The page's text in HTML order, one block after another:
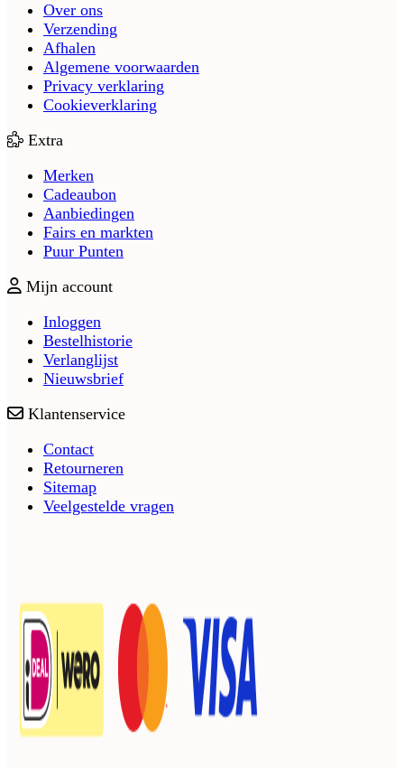
Over ons
Verzending
Afhalen
Algemene voorwaarden
Privacy verklaring
Cookieverklaring
Extra
Merken
Cadeaubon
Aanbiedingen
Fairs en markten
Puur Punten
Mijn account
Inloggen
Bestelhistorie
Verlanglijst
Nieuwsbrief
Klantenservice
Contact
Retourneren
Sitemap
Veelgestelde vragen